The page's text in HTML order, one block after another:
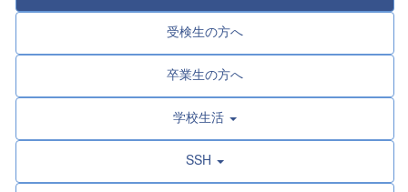
受検生の方へ
卒業生の方へ
学校生活
SSH